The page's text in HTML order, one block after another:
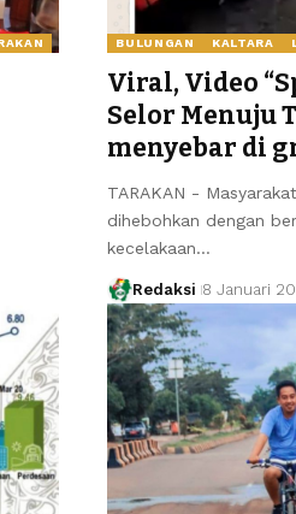
BULUNGAN KALTARA
Viral, Video
Selor Menuju
menyebar di
TARAKAN -
dihebohkan dengan
kecelakaan…
Redaksi 8 Januari